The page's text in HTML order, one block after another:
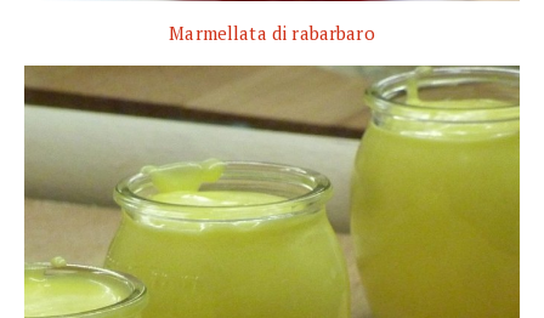
Marmellata di rabarbaro